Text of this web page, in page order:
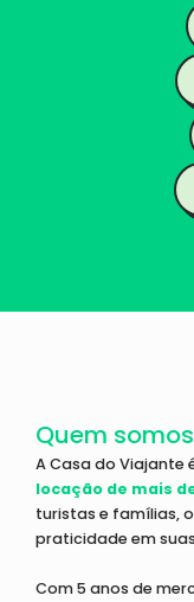
Quem somos
A Casa do Viajante
locação de mais
turistas e famílias,
praticidade em
Com 5 anos de